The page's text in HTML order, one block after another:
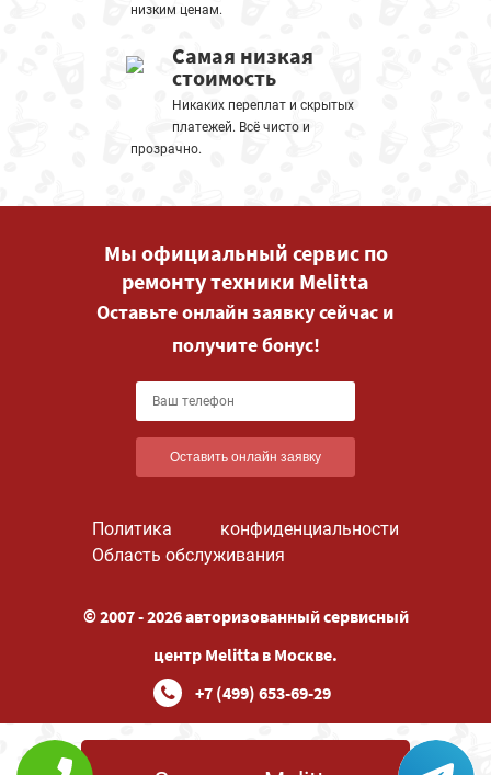
низким ценам.
Самая низкая
стоимость
Никаких переплат и скрытых
платежей. Всё чисто и
прозрачно.
Мы официальный сервис по
ремонту техники Melitta
Оставьте онлайн заявку сейчас и
получите бонус!
Оставить онлайн заявку
Политика конфиденциальности
Область обслуживания
© 2007 - 2026 авторизованный сервисный
центр Melitta в Москве.
+7 (499) 653-69-29